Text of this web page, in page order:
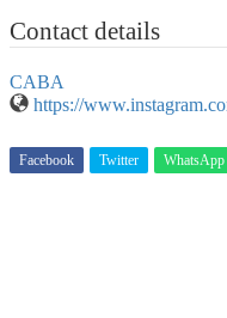
Contact details
CABA
https://
Facebook Twitter WhatsApp